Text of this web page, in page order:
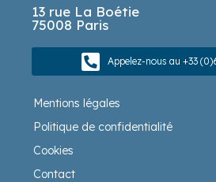
13 rue La Boétie
75008 Paris
Appelez-nous au +33
Mentions légales
Politique de confidentialité
Cookies
Contact